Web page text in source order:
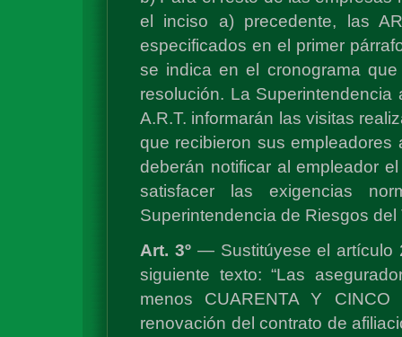
el inciso a) precedente, las
especificados en el primer
se indica en el cronograma
resolución. La
A.R.T. informarán las visitas
que recibieron sus empleadores
deberán notificar al empleador
satisfacer las exigencias
Superintendencia de Riesgos del
Art. 3º — Sustitúyese el artículo
siguiente texto: “Las
menos CUARENTA Y
renovación del contrato de